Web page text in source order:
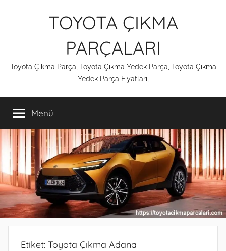
TOYOTA ÇIKMA
PARÇALARI
Toyota Çıkma Parça, Toyota Çıkma Yedek Parça, Toyota Çıkma
Yedek Parça Fiyatları,
Menü
Etiket: Toyota Çıkma Adana